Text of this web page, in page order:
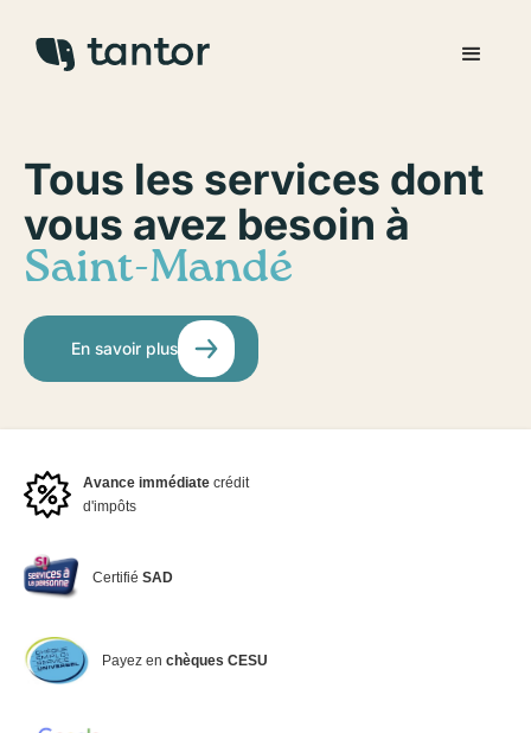
Tous les services dont
vous avez besoin à
Saint-Mandé
En savoir plus
Avance immédiate crédit
d'impôts
CertifiéSAD
Payez en chèques CESU